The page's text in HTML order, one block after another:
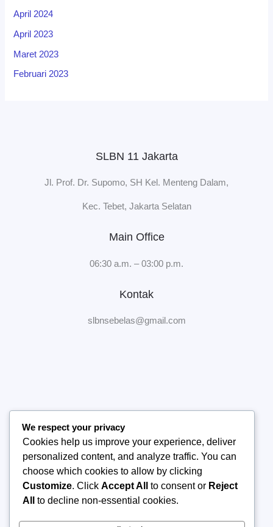
April 2024
April 2023
Maret 2023
Februari 2023
SLBN 11 Jakarta
Jl. Prof. Dr. Supomo, SH Kel. Menteng Dalam,
Kec. Tebet, Jakarta Selatan
Main Office
06:30 a.m. – 03:00 p.m.
Kontak
slbnsebelas@gmail.com
Tentang Sekolah
Manajemen Sekolah
Publikasi
Kontak Kami
We respect your privacy
Cookies help us improve your experience, deliver
personalized content, and analyze traffic. You can
choose which cookies to allow by clicking
Customize. Click Accept All to consent or Reject
All
to decline non-essential cookies.